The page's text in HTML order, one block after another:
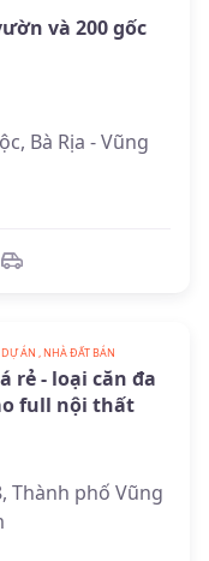
và 200 gốc
Bà Rịa - Vũng
ÁN , NHÀ ĐẤT BÁN
rẻ - loại căn đa
full nội thất
Thành phố Vũng